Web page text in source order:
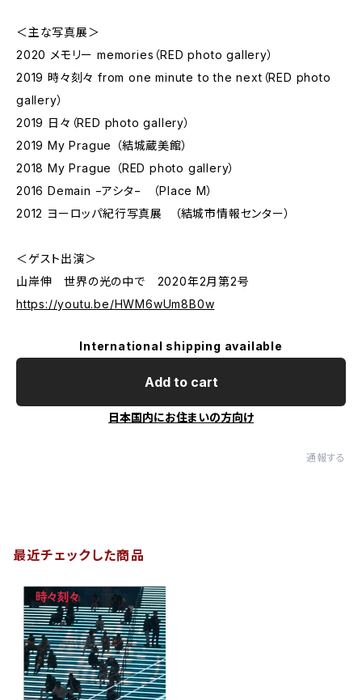
＜主な写真展＞
2020 メモリー memories（RED photo gallery）
2019 時々刻々 from one minute to the next（RED photo
gallery）
2019 日々（RED photo gallery）
2019 My Prague （結城蔵美館）
2018 My Prague （RED photo gallery）
2016 Demain −アシタ− （Place M）
2012 ヨーロッパ紀行写真展 （結城市情報センター）
＜ゲスト出演＞
山岸伸 世界の光の中で 2020年2月第2号
https://youtu.be/HWM6wUm8B0w
International shipping available
Add to cart
日本国内にお住まいの方向け
通報する
最近チェックした商品